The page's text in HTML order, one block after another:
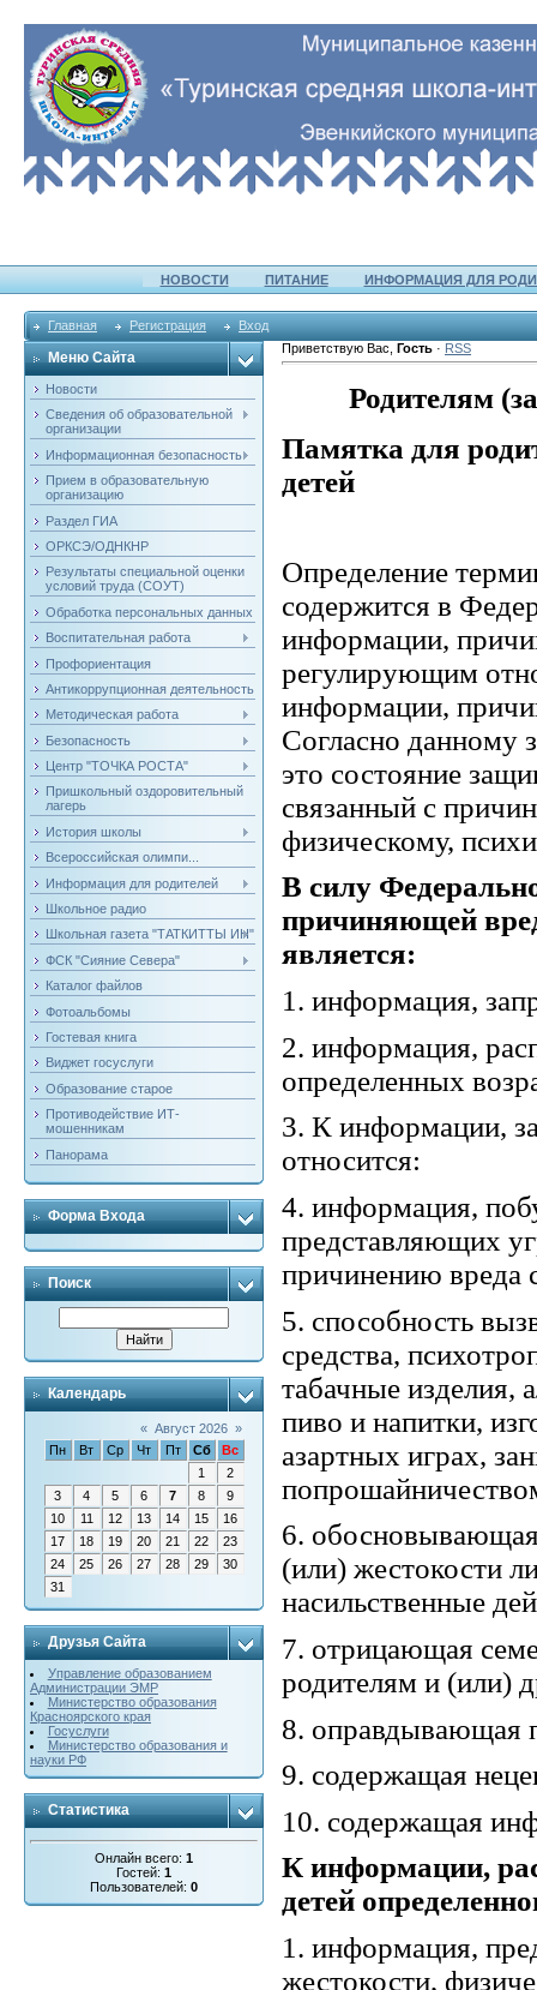
НОВОСТИ ПИТАНИЕ ИНФОРМАЦИЯ ДЛЯ
Главная Регистрация Вход
Меню Сайта
Новости
Сведения об образовательной
организации
Информационная безопасность
Прием в образовательную
организацию
Раздел ГИА
ОРКСЭ/ОДНКНР
Результаты специальной оценки
условий труда (СОУТ)
Обработка персональных данных
Воспитательная работа
Профориентация
Антикоррупционная деятельность
Методическая работа
Безопасность
Центр "ТОЧКА РОСТА"
Пришкольный оздоровительный
лагерь
История школы
Всероссийская олимпи...
Информация для родителей
Школьное радио
Школьная газета "ТАТКИТТЫ ИН"
ФСК "Сияние Севера"
Каталог файлов
Фотоальбомы
Гостевая книга
Виджет госуслуги
Образование старое
Противодействие ИТ-
мошенникам
Панорама
Форма Входа
Поиск
Календарь
« Август 2026 »
Пн
Вт Ср Чт Пт Сб
Вс
1
2
3
4 5 6 7 8
9
10
11 12 13 14 15
16
17
18 19 20 21 22
23
24
25 26 27 28 29
30
31
Друзья Сайта
Управление образованием
Администрации ЭМР
Министерство образования
Красноярского края
Госуслуги
Министерство образования и
науки РФ
Статистика
Онлайн всего: 1
Гостей: 1
Пользователей: 0
Приветствую Вас Гость · RSS
Родителям
Памятка для
детей
Определение
содержится в
информации,
регулирующим
информации,
Согласно данному
это состояние
связанный с
физическому,
В силу
причиняющей
является:
1. информация,
2. информация,
определенных
3. К информации,
относится:
4. информация,
представляющих
причинению вреда
5. способность
средства,
табачные
пиво и напитки,
азартных играх,
6.
(или) жестокости
насильственные
7. отрицающая
родителям и (или)
8. оправдывающая
9. содержащая
10. содержащая
К информации,
детей
1. информация,
жестокости,